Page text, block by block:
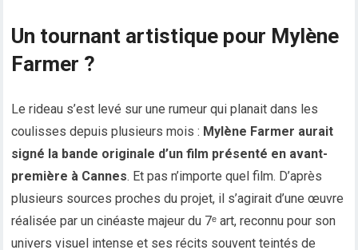
Un tournant artistique pour Mylène
Farmer ?
Le rideau s’est levé sur une rumeur qui planait dans les
coulisses depuis plusieurs mois : Mylène Farmer aurait
signé la bande originale d’un film présenté en avant-
première à Cannes. Et pas n’importe quel film. D’après
plusieurs sources proches du projet, il s’agirait d’une œuvre
réalisée par un cinéaste majeur du 7ᵉ art, reconnu pour son
univers visuel intense et ses récits souvent teintés de